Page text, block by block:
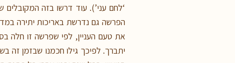
‘לחם עני’). עוד דרשו בזה
הפרשה גם נדרשת באריכות יתירה
את טעם העניין, לפי שפרשה זו חלה
יתברך. לפיכך גילו חכמנו שבזמן זה